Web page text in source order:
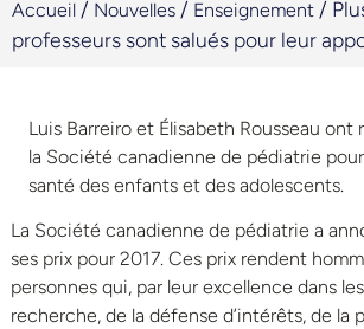
Accueil / Nouvelles / Enseignement /
professeurs sont salués pour leur
Luis Barreiro et Élisabeth Rousseau ont
la Société canadienne de pédiatrie
santé des enfants et des adolescents.
La Société canadienne de pédiatrie a
ses prix pour 2017. Ces prix rendent
personnes qui, par leur excellence dans
recherche, de la défense d’intérêts, de la